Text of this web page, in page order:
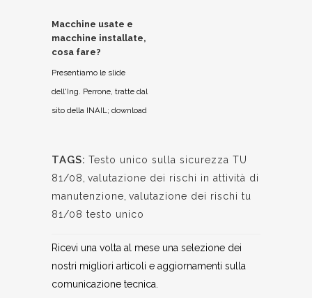
Macchine usate e
macchine installate,
cosa fare?
Presentiamo le slide
dell'Ing. Perrone, tratte dal
sito della INAIL; download
TAGS: Testo unico sulla sicurezza TU
81/08 valutazione dei rischi in attività di
manutenzione valutazione dei rischi tu
81/08 testo unico
Ricevi una volta al mese una selezione dei
nostri migliori articoli e aggiornamenti sulla
comunicazione tecnica.